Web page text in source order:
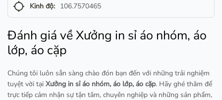
gps_not_fixed Kinh độ: 106.7570465
Đánh giá về Xưởng in sỉ áo nhóm, áo
lớp, áo cặp
Chúng tôi luôn sẵn sàng chào đón bạn đến với những trải nghiệm
tuyệt vời tại Xưởng in sỉ áo nhóm, áo lớp, áo cặp. Hãy ghé thăm để
trực tiếp cảm nhận sự tận tâm, chuyên nghiệp và những sản phẩm,